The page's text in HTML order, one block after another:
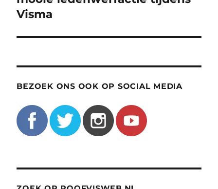
Visma
BEZOEK ONS OOK OP SOCIAL MEDIA